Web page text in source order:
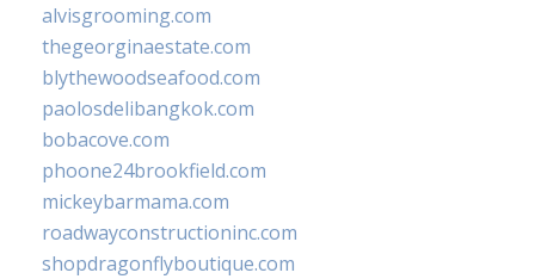
alvisgrooming.com
thegeorginaestate.com
blythewoodseafood.com
paolosdelibangkok.com
bobacove.com
phoone24brookfield.com
mickeybarmama.com
roadwayconstructioninc.com
shopdragonflyboutique.com